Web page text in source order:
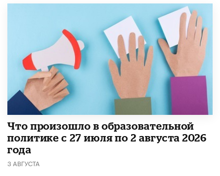
​Что произошло в образовательной
политике с 27 июля по 2 августа 2026
года
3 АВГУСТА